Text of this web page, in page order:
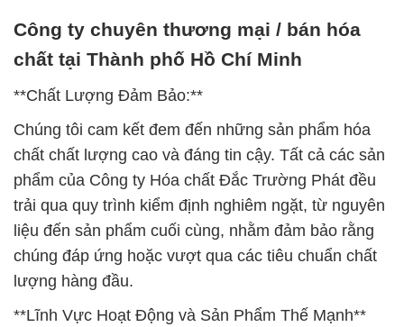
Công ty chuyên thương mại / bán hóa
chất tại Thành phố Hồ Chí Minh
**Chất Lượng Đảm Bảo:**
Chúng tôi cam kết đem đến những sản phẩm hóa
chất chất lượng cao và đáng tin cậy. Tất cả các sản
phẩm của Công ty Hóa chất Đắc Trường Phát đều
trải qua quy trình kiểm định nghiêm ngặt, từ nguyên
liệu đến sản phẩm cuối cùng, nhằm đảm bảo rằng
chúng đáp ứng hoặc vượt qua các tiêu chuẩn chất
lượng hàng đầu.
**Lĩnh Vực Hoạt Động và Sản Phẩm Thế Mạnh**